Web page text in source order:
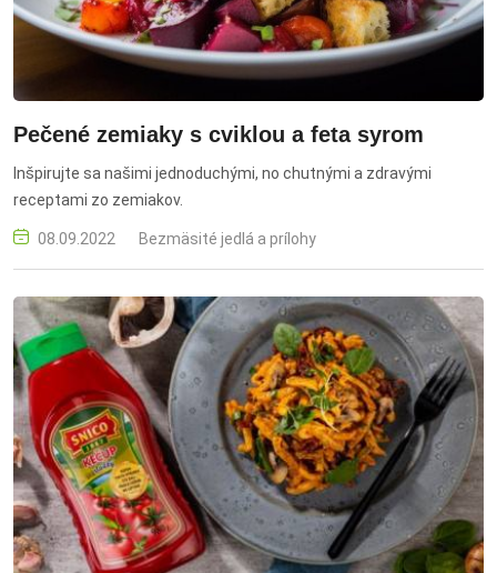
Pečené zemiaky s cviklou a feta syrom
Inšpirujte sa našimi jednoduchými, no chutnými a zdravými
receptami zo zemiakov.
08.09.2022 Bezmäsité jedlá a prílohy